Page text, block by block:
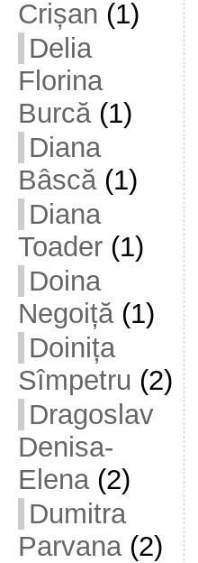
Crișan (1)
Delia
Florina
Burcă(1)
Diana
Bâscă(1)
Diana
Toader(1)
Doina
Negoiță(1)
Doinița
Sîmpetru (2)
Dragoslav
Denisa-
Elena(2)
Dumitra
Parvana(2)